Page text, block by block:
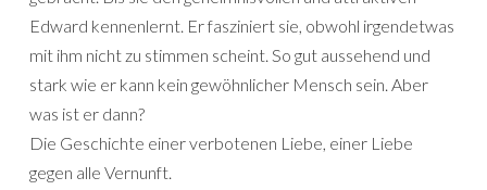
Edward kennenlernt. Er fasziniert sie, obwohl irgendetwas
mit ihm nicht zu stimmen scheint. So gut aussehend und
stark wie er kann kein gewöhnlicher Mensch sein. Aber
was ist er dann?
Die Geschichte einer verbotenen Liebe, einer Liebe
gegen alle Vernunft.